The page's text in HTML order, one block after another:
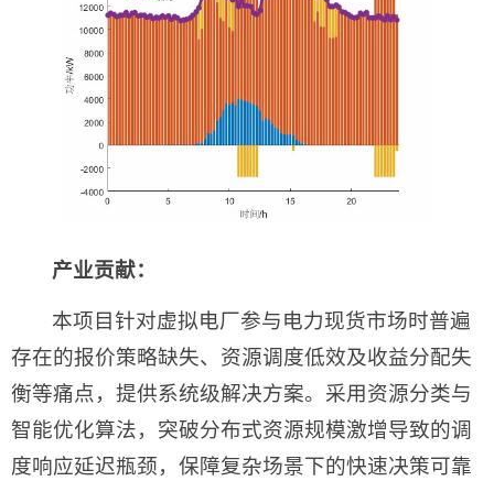
产业贡献：
本项目针对虚拟电厂参与电力现货市场时普遍
存在的报价策略缺失、资源调度低效及收益分配失
衡等痛点，提供系统级解决方案。采用资源分类与
智能优化算法，突破分布式资源规模激增导致的调
度响应延迟瓶颈，保障复杂场景下的快速决策可靠